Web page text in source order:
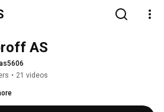
AS
• 21 videos